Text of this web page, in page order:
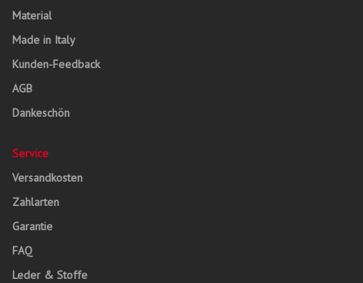
Material
Made in Italy
Kunden-Feedback
AGB
Dankeschön
Service
Versandkosten
Zahlarten
Garantie
FAQ
Leder & Stoffe